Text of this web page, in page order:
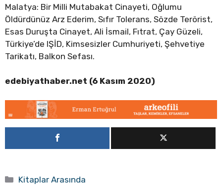
Malatya: Bir Milli Mutabakat Cinayeti, Oğlumu
Öldürdünüz Arz Ederim, Sıfır Tolerans, Sözde Terörist,
Esas Duruşta Cinayet, Ali İsmail, Fıtrat, Çay Güzeli,
Türkiye’de IŞİD, Kimsesizler Cumhuriyeti, Şehvetiye
Tarikatı, Balkon Sefası.
edebiyathaber.net (6 Kasım 2020)
Kategoriler
Kitaplar Arasında